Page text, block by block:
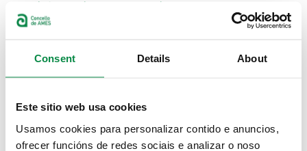
Consent Details About
Este sitio web usa cookies
Usamos cookies para personalizar contido e anuncios,
ofrecer funcións de redes sociais e analizar o noso
Madalena do 11 ao 15 de marzo
Menú da Rede de Comedores Escolares
(xantar, almorzo e merenda) do 11 ao 15 de
Páginas
‹ anterior … 15